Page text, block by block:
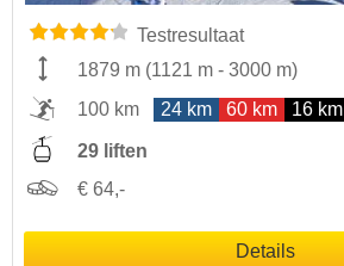
Testresultaat
1879 m (1121 m - 3000 m)
100 km
24 km 60 km 16 km
29 liften
€ 64,-
Details